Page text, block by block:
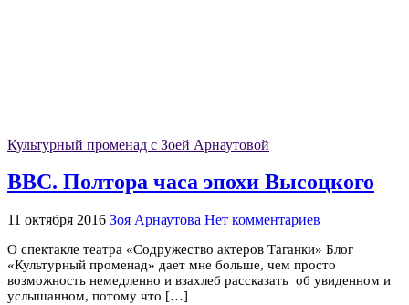
Культурный променад с Зоей Арнаутовой
ВВС. Полтора часа эпохи Высоцкого
11 октября 2016 Зоя Арнаутова Нет комментариев
О спектакле театра «Содружество актеров Таганки» Блог
«Культурный променад» дает мне больше, чем просто
возможность немедленно и взахлеб рассказать об увиденном и
услышанном, потому что […]